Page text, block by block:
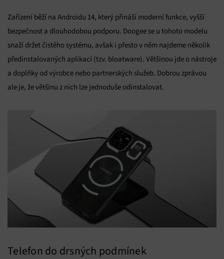
Zařízení běží na Androidu 14, který přináší moderní funkce, vyšší
bezpečnost a dlouhodobou podporu. Doogee se u tohoto modelu
snaží držet čistého systému, avšak i přesto v něm najdeme několik
předinstalovaných aplikací (tzv. bloatware). Většinou jde o nástroje
a doplňky od výrobce nebo partnerských služeb. Dobrou zprávou
ale je, že většinu z nich lze jednoduše odinstalovat.
Telefon do drsných podmínek